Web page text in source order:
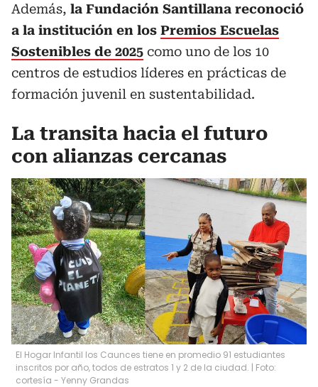
Además, la Fundación Santillana reconoció
a la institución en los Premios Escuelas
Sostenibles de 2025 como uno de los 10
centros de estudios líderes en prácticas de
formación juvenil en sustentabilidad.
La transita hacia el futuro
con alianzas cercanas
El Hogar Infantil los Caunces tiene en promedio 91 estudiantes
inscritos por año, todos de estratos 1 y 2 de la ciudad. | Foto:
cortesía - Yenny Grandas